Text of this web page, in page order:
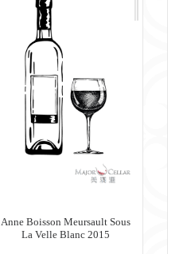
Anne Boisson Meursault Sous
La Velle Blanc 2015